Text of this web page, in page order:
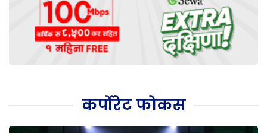
कर्पोरेट फोकस